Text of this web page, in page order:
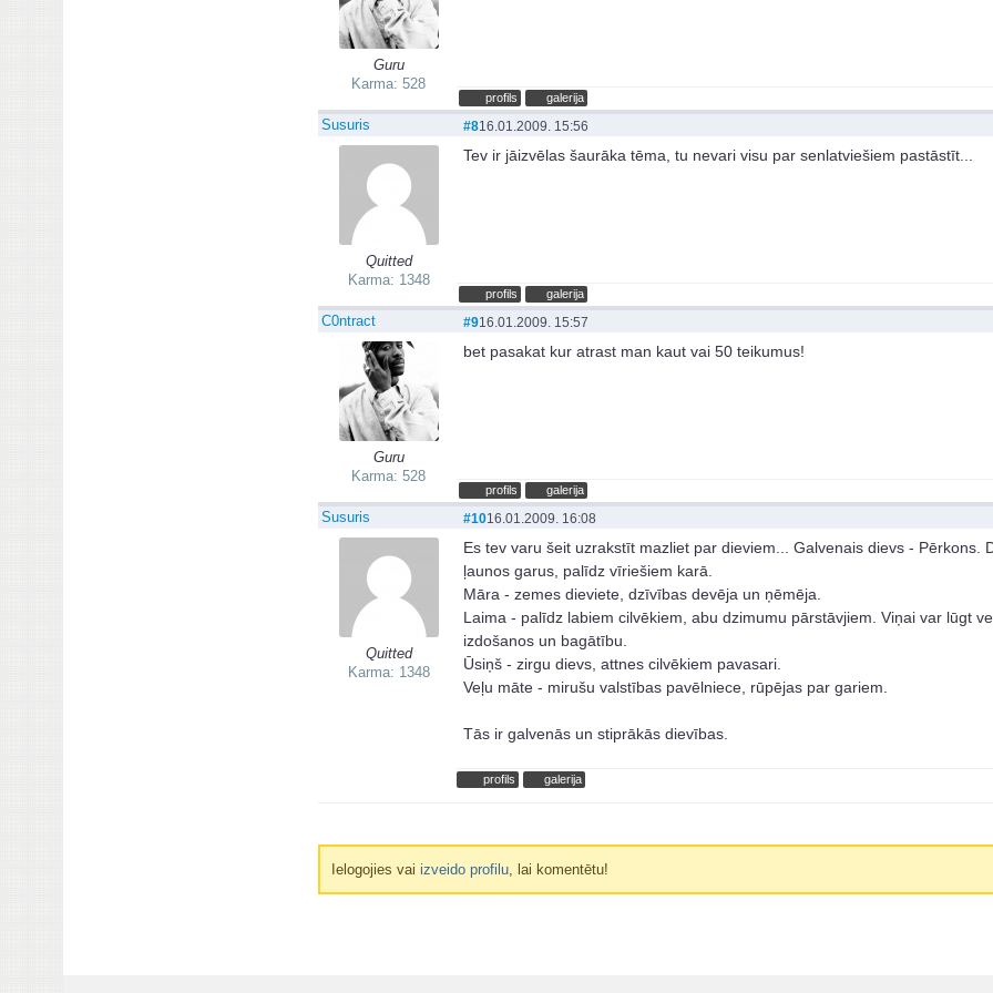
Guru
Karma: 528
profils galerija
Susuris
Quitted
Karma: 1348
#816.01.2009. 15:56
Tev ir jāizvēlas šaurāka tēma, tu nevari visu par senlatviešiem pastāstīt...
profils galerija
C0ntract
Guru
Karma: 528
#916.01.2009. 15:57
bet pasakat kur atrast man kaut vai 50 teikumus!
profils galerija
Susuris
Quitted
Karma: 1348
#1016.01.2009. 16:08
Es tev varu šeit uzrakstīt mazliet par dieviem... Galvenais dievs - Pērkons.
ļaunos garus, palīdz vīriešiem karā.
Māra - zemes dieviete, dzīvības devēja un ņēmēja.
Laima - palīdz labiem cilvēkiem, abu dzimumu pārstāvjiem. Viņai var lūgt
izdošanos un bagātību.
Ūsiņš - zirgu dievs, attnes cilvēkiem pavasari.
Veļu māte - mirušu valstības pavēlniece, rūpējas par gariem.
Tās ir galvenās un stiprākās dievības.
profils galerija
Ielogojies vaiizveido profilu , lai komentētu!